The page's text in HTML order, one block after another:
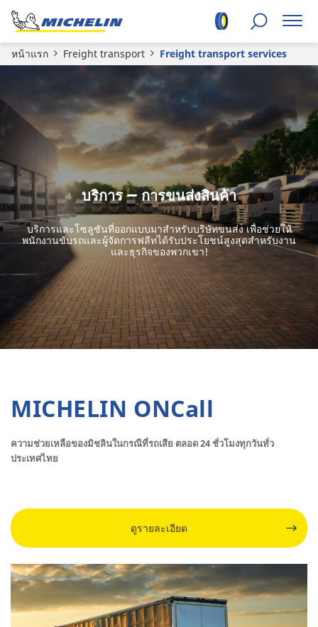
หน้าแรก Freight transport Freight transport services
บริการ – การขนส่งสินค้า
บริการและโซลูชันที่ออกแบบมาสำหรับบริษัทขนส่ง เพื่อช่วยให้
พนักงานขับรถและผู้จัดการฟลีทได้รับประโยชน์สูงสุดสำหรับงาน
และธุรกิจของพวกเขา!
MICHELIN ONCall
ความช่วยเหลือของมิชลินในกรณีที่รถเสีย ตลอด 24 ชั่วโมงทุกวันทั่ว
ประเทศไทย
ดูรายละเอียด